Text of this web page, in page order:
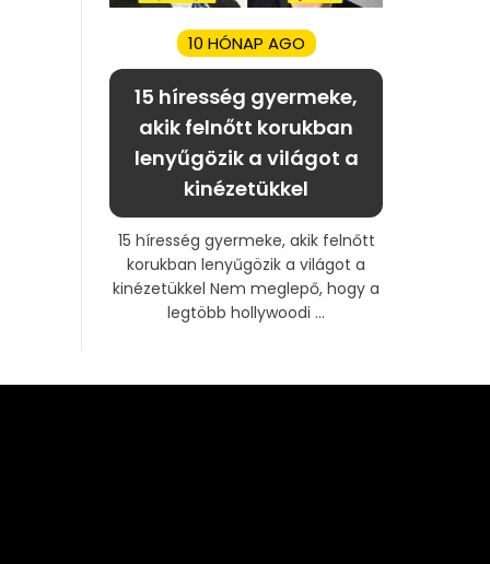
10 HÓNAP AGO
15 híresség gyermeke,
akik felnőtt korukban
lenyűgözik a világot a
kinézetükkel
15 híresség gyermeke, akik felnőtt
korukban lenyűgözik a világot a
kinézetükkel Nem meglepő, hogy a
legtöbb hollywoodi ...